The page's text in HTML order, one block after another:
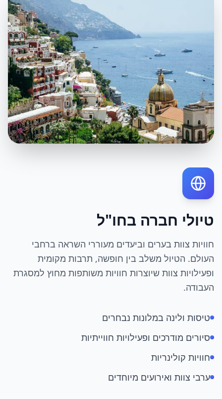
טיולי חברה בחו"ל
חוויות צוות בערים וביעדים מעוררי השראה ברחבי
העולם. הטיול משלב בין חופשה, תרבות מקומית
ופעילויות צוות שיוצרות חוויות משותפות מחוץ למסגרת
העבודה.
טיסות ולינה במלונות נבחרים
סיורים מודרכים ופעילויות חווייתיות
חוויות קולינריות
ערבי צוות ואירועים מיוחדים